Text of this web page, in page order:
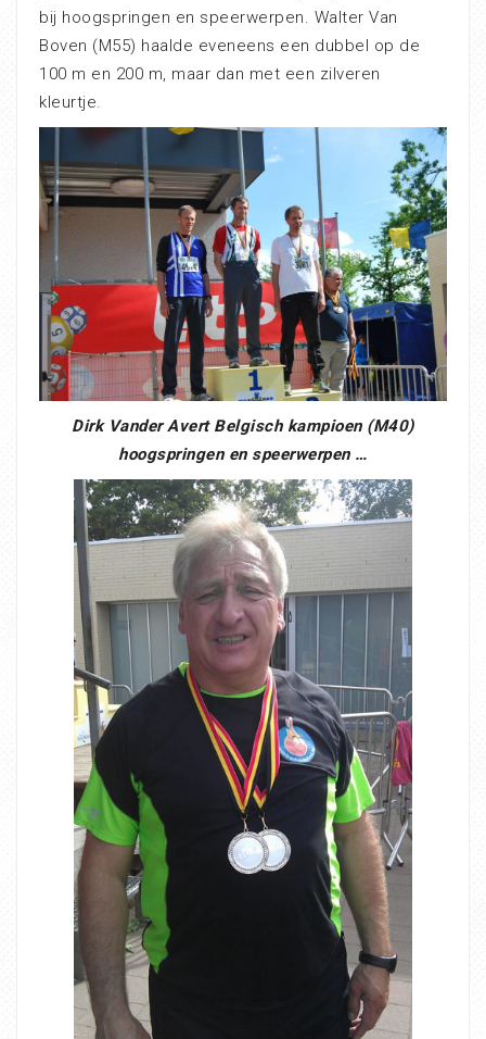
bij hoogspringen en speerwerpen. Walter Van
Boven (M55) haalde eveneens een dubbel op de
100 m en 200 m, maar dan met een zilveren
kleurtje.
Dirk Vander Avert Belgisch kampioen (M40)
hoogspringen en speerwerpen …